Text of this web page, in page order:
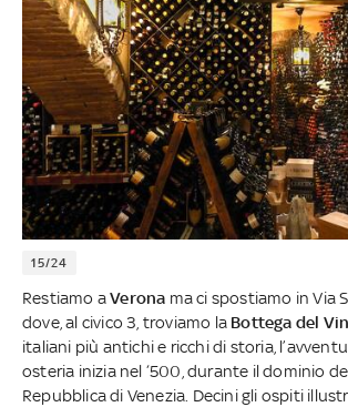
15/24
Restiamo aVerona ma ci spostiamo in Via
dove, al civico 3, troviamo la Bottega del
italiani più antichi e ricchi di storia,
osteria inizia nel ‘500, durante il dominio
Repubblica di Venezia. Decini gli ospiti